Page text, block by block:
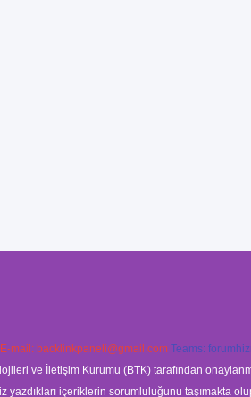
E-mail: backlinkpaneli@gmail.com Teams:
ve İletişim Kurumu (BTK) tarafından
yazdıkları içeriklerin sorumluluğunu taşımakta